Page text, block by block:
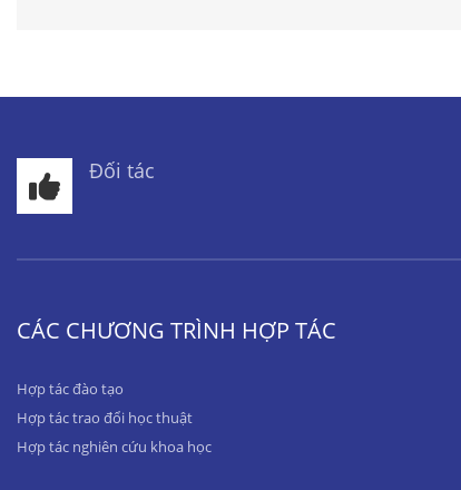
Đối tác
CÁC CHƯƠNG TRÌNH HỢP TÁC
Hợp tác đào tạo
Hợp tác trao đổi học thuật
Hợp tác nghiên cứu khoa học